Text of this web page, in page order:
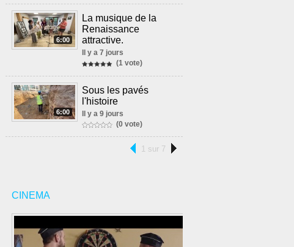
6:00
La musique de la
Renaissance
attractive.
Il y a 7 jours
(1 vote)
6:00
Sous les pavés
l'histoire
Il y a 9 jours
(0 vote)
1 sur 7
CINEMA